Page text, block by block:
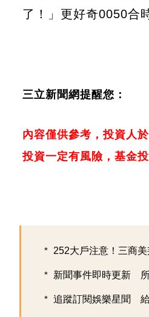
了！」更好奇0050合
三立新聞網提醒您：
內容僅供參考，投資人
投資一定有風險，基金
252大戶注意！三商
新聞事件即時更新 所
追蹤訂閱娛樂星聞